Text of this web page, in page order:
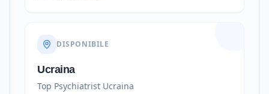
DISPONIBILE
Ucraina
Top Psychiatrist Ucraina